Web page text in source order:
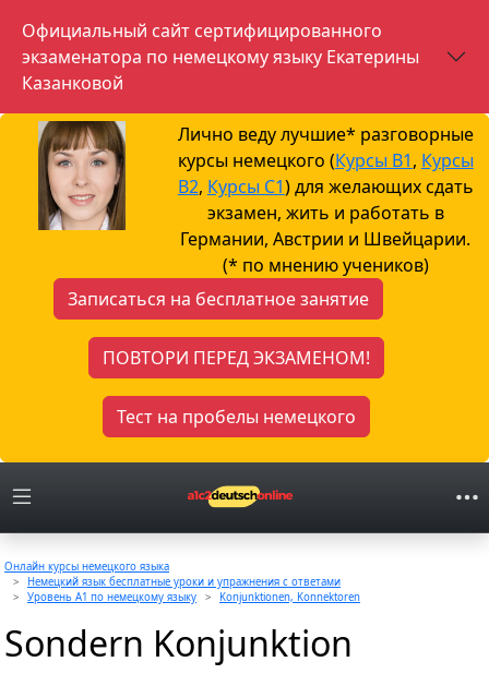
Официальный сайт сертифицированного
экзаменатора по немецкому языку Екатерины
Казанковой
Лично веду лучшие* разговорные
курсы немецкого (Курсы B1, Курсы
B2, Курсы С1) для желающих сдать
экзамен, жить и работать в
Германии, Австрии и Швейцарии.
(* по мнению учеников)
Записаться на бесплатное занятие
ПОВТОРИ ПЕРЕД ЭКЗАМЕНОМ!
Тест на пробелы немецкого
Онлайн курсы немецкого языка
Немецкий язык бесплатные уроки и упражнения с ответами
Уровень A1 по немецкому языку
Konjunktionen, Konnektoren
Sondern Konjunktion